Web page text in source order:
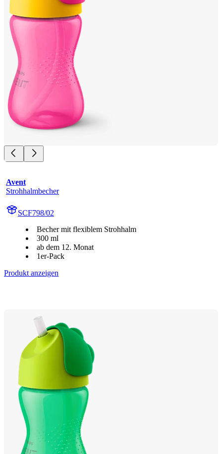
Avent
Strohhalmbecher
SCF798/02
Becher mit flexiblem Strohhalm
300 ml
ab dem 12. Monat
1er-Pack
Produkt anzeigen